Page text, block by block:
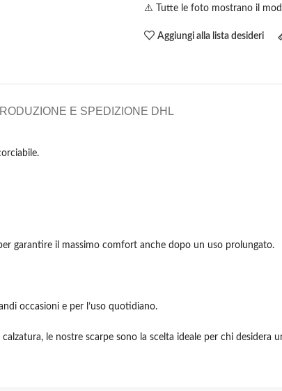
⚠️ Tutte le foto mostrano il
Aggiungi alla lista desideri
E SPEDIZIONE DHL
garantire il massimo comfort anche dopo un uso prolungato.
occasioni e per l’uso quotidiano.
le nostre scarpe sono la scelta ideale per chi desidera